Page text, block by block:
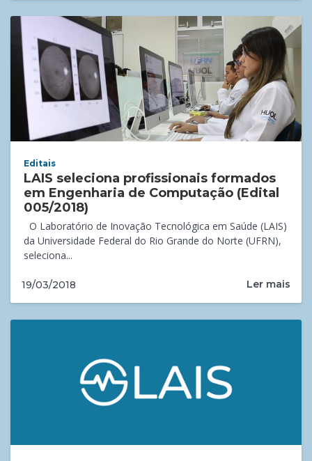
Editais
LAIS seleciona profissionais formados
em Engenharia de Computação (Edital
005/2018)
O Laboratório de Inovação Tecnológica em Saúde (LAIS)
da Universidade Federal do Rio Grande do Norte (UFRN),
seleciona...
19/03/2018 Ler mais